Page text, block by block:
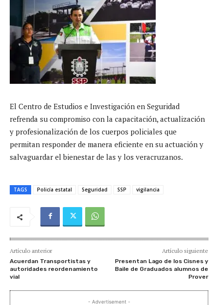
El Centro de Estudios e Investigación en Seguridad
refrenda su compromiso con la capacitación, actualización
y profesionalización de los cuerpos policiales que
permitan responder de manera eficiente en su actuación y
salvaguardar el bienestar de las y los veracruzanos.
TAGS Policía estatal Seguridad SSP vigilancia
Artículo anterior
Acuerdan Transportistas y
autoridades reordenamiento
vial
Artículo siguiente
Presentan Lago de los Cisnes y
Baile de Graduados alumnos de
Prover
- Advertisement -